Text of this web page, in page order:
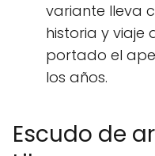
variante lleva
historia y viaje
portado el
los años.
Escudo de